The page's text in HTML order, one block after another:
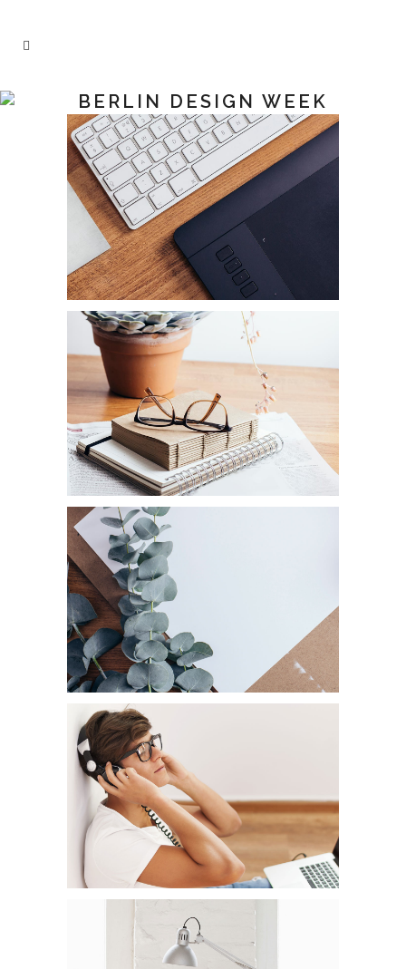
BERLIN DESIGN WEEK